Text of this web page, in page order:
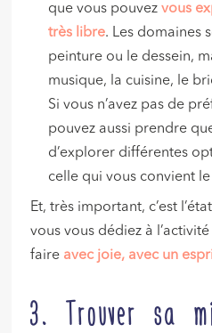
que vous pouvezvous
très libre. Les domaines
peinture ou le dessein,
musique, la cuisine, le
Si vous n’avez pas de
pouvez aussi prendre
d’explorer différentes
celle qui vous convient
Et, très important, c’est
vous vous dédiez à
faire avec joie, avec un
3. Trouver sa